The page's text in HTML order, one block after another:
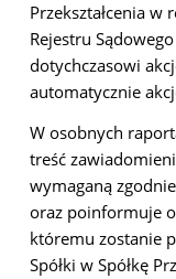
Przekształcenia
Rejestru
dotychczasowi
automatycznie
W osobnych
treść
wymaganą
oraz poinformuje
któremu zostanie
Spółki w Spółkę